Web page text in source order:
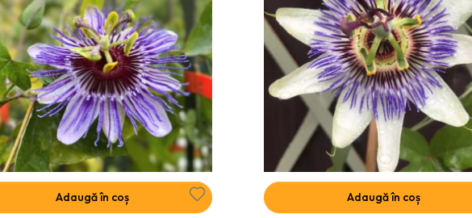
Adaugă în coș Adaugă în coș